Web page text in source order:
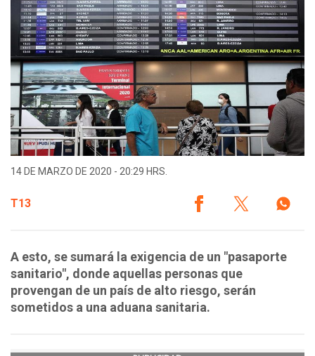
14 DE MARZO DE 2020 - 20:29 HRS.
T13
A esto, se sumará la exigencia de un "pasaporte
sanitario", donde aquellas personas que
provengan de un país de alto riesgo, serán
sometidos a una aduana sanitaria.